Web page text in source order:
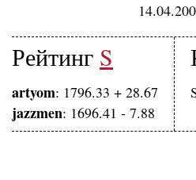
Рейтинг S
artyom: 1796.33 + 28.67
jazzmen: 1696.41 - 7.88